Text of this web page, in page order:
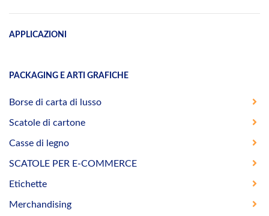
APPLICAZIONI
PACKAGING E ARTI GRAFICHE
Borse di carta di lusso
Scatole di cartone
Casse di legno
SCATOLE PER E-COMMERCE
Etichette
Merchandising